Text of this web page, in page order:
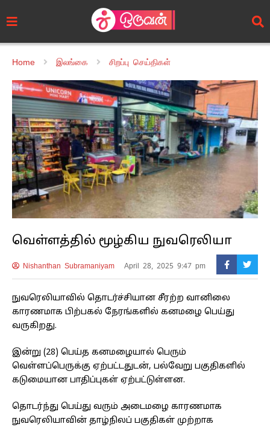
Home இலங்கை சிறப்பு செய்திகள்
வெள்ளத்தில் மூழ்கிய நுவரெலியா
Nishanthan Subramaniyam April 28, 2025 9:47 pm
நுவரெலியாவில் தொடர்ச்சியான சீரற்ற வானிலை
காரணமாக பிற்பகல் நேரங்களில் கனமழை பெய்து
வருகிறது.
இன்று (28) பெய்த கனமழையால் பெரும்
வெள்ளப்பெருக்கு ஏற்பட்டதுடன், பல்வேறு பகுதிகளில்
கடுமையான பாதிப்புகள் ஏற்பட்டுள்ளன.
தொடர்ந்து பெய்து வரும் அடைமழை காரணமாக
நுவரெலியாவின் தாழ்நிலப் பகுதிகள் முற்றாக